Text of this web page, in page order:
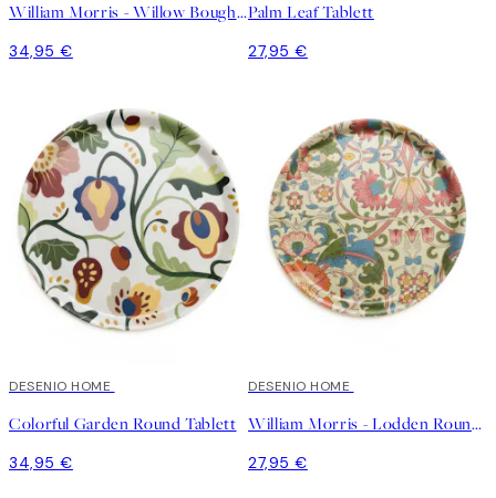
William Morris - Willow Bough Round Tablett
34,95 €
Palm Leaf Tablett
27,95 €
DESENIO HOME
Colorful Garden Round Tablett
34,95 €
DESENIO HOME
William Morris - Lodden Round Tablett
27,95 €